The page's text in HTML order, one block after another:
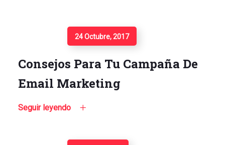
24 Octubre, 2017
Consejos Para Tu Campaña De
Email Marketing
Seguir leyendo